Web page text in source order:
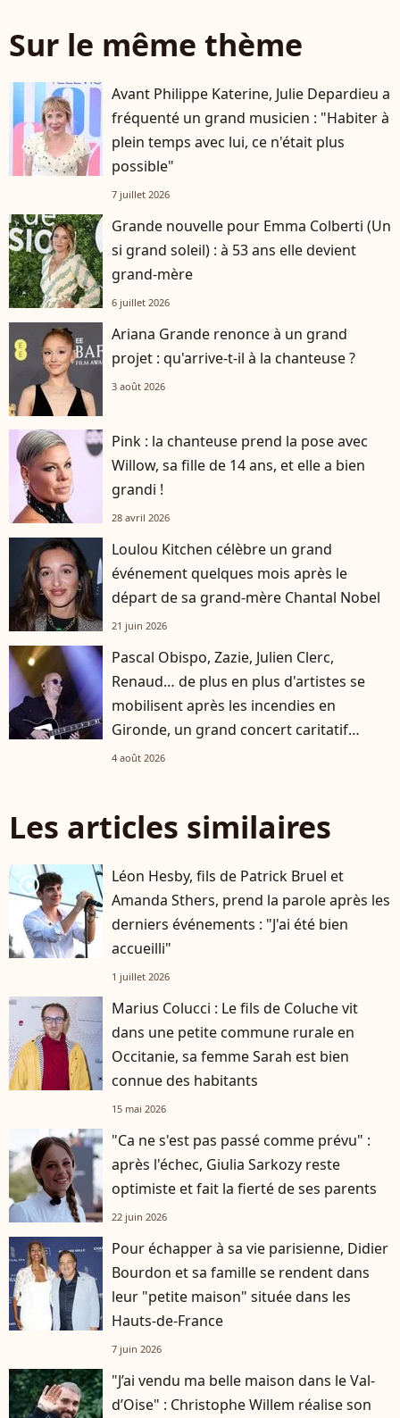
Sur le même thème
Avant Philippe Katerine, Julie Depardieu a
fréquenté un grand musicien : "Habiter à
plein temps avec lui, ce n'était plus
possible"
7 juillet 2026
Grande nouvelle pour Emma Colberti (Un
si grand soleil) : à 53 ans elle devient
grand-mère
6 juillet 2026
Ariana Grande renonce à un grand
projet : qu'arrive-t-il à la chanteuse ?
3 août 2026
Pink : la chanteuse prend la pose avec
Willow, sa fille de 14 ans, et elle a bien
grandi !
28 avril 2026
Loulou Kitchen célèbre un grand
événement quelques mois après le
départ de sa grand-mère Chantal Nobel
21 juin 2026
Pascal Obispo, Zazie, Julien Clerc,
Renaud… de plus en plus d'artistes se
mobilisent après les incendies en
Gironde, un grand concert caritatif
annoncé
4 août 2026
Les articles similaires
player2
Léon Hesby, fils de Patrick Bruel et
Amanda Sthers, prend la parole après les
derniers événements : "J'ai été bien
accueilli"
1 juillet 2026
Marius Colucci : Le fils de Coluche vit
dans une petite commune rurale en
Occitanie, sa femme Sarah est bien
connue des habitants
15 mai 2026
"Ca ne s'est pas passé comme prévu" :
après l'échec, Giulia Sarkozy reste
optimiste et fait la fierté de ses parents
22 juin 2026
Pour échapper à sa vie parisienne, Didier
Bourdon et sa famille se rendent dans
leur "petite maison" située dans les
Hauts-de-France
7 juin 2026
"J’ai vendu ma belle maison dans le Val-
d’Oise" : Christophe Willem réalise son